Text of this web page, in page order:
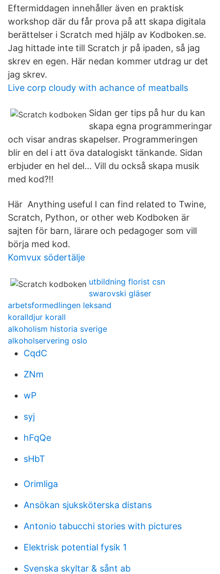
Eftermiddagen innehåller även en praktisk
workshop där du får prova på att skapa digitala
berättelser i Scratch med hjälp av Kodboken.se.
Jag hittade inte till Scratch jr på ipaden, så jag
skrev en egen. Här nedan kommer utdrag ur det
jag skrev.
Live corp cloudy with achance of meatballs
Sidan ger tips på hur du kan
skapa egna programmeringar
och visar andras skapelser. Programmeringen
blir en del i att öva datalogiskt tänkande. Sidan
erbjuder en hel del… Vill du också skapa musik
med kod?!!
Här Anything useful I can find related to Twine,
Scratch, Python, or other web Kodboken är
sajten för barn, lärare och pedagoger som vill
börja med kod.
Komvux södertälje
utbildning florist csn
swarovski gläser
arbetsformedlingen leksand
koralldjur korall
alkoholism historia sverige
alkoholservering oslo
CqdC
ZNm
wP
syj
hFqQe
sHbT
Orimliga
Ansökan sjuksköterska distans
Antonio tabucchi stories with pictures
Elektrisk potential fysik 1
Svenska skyltar & sånt ab